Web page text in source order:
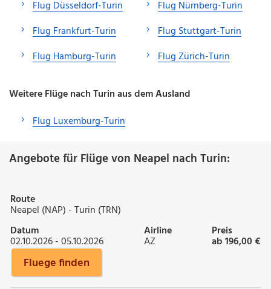
Flug Düsseldorf-Turin
Flug Frankfurt-Turin
Flug Hamburg-Turin
Flug Nürnberg-Turin
Flug Stuttgart-Turin
Flug Zürich-Turin
Weitere Flüge nach Turin aus dem Ausland
Flug Luxemburg-Turin
Angebote für Flüge von Neapel nach Turin:
Route
Neapel (NAP) - Turin (TRN)
Datum
02.10.2026 - 05.10.2026
Airline
AZ
Preis
ab 196,00 €
Fluege finden